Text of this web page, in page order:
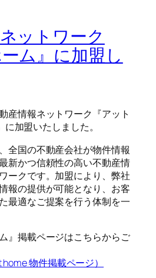
ットワーク
ーム』に加盟し
産情報ネットワーク『アット
加盟いたしました。
全国の不動産会社が物件情報
新かつ信頼性の高い不動産情
ークです。加盟により、弊社
報の提供が可能となり、お客
最適なご提案を行う体制を一
』掲載ページはこちらからご
物件掲載ページ）